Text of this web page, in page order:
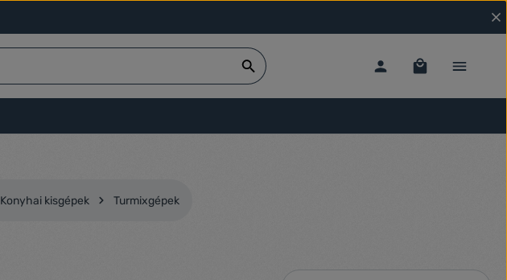
Konyhai kisgépek Turmixgépek